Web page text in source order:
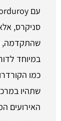
סניקרס,
שהתקדמה,
במיוחד
כמו
שתהיו
האירועים